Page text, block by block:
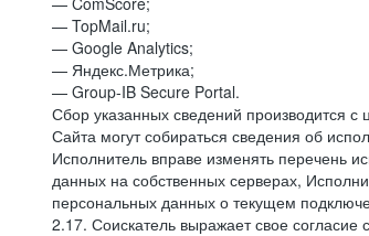
— TopMail.ru;
— Google Analytics;
— Яндекс.Метрика;
— Group-IB Secure Portal.
Сбор указанных сведений производится
Сайта могут собираться сведения об
Исполнитель вправе изменять перечень
данных на собственных серверах,
персональных данных о текущем
2.17. Соискатель выражает свое